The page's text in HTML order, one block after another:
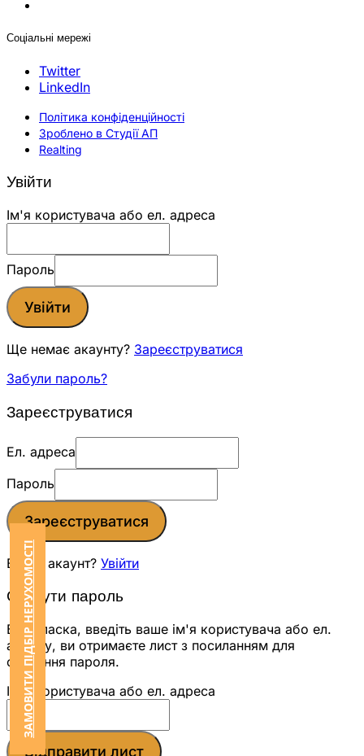
Соціальні мережі
Twitter
LinkedIn
Політика конфіденційності
Зроблено в Студії АП
Realting
ЗАМОВИТИ ПІДБІР НЕРУХОМОСТІ
Увійти
Ім'я користувача або ел. адреса
Пароль
Увійти
Ще немає акаунту? Зареєструватися
Забули пароль?
Зареєструватися
Ел. адреса
Пароль
Зареєструватися
Вже є акаунт? Увійти
Скинути пароль
Будь ласка, введіть ваше ім'я користувача або ел.
адресу, ви отримаєте лист з посиланням для
скидання пароля.
Ім'я користувача або ел. адреса
Відправити лист